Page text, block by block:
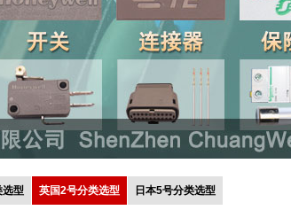
选型 英国2号分类选型 日本5号分类选型